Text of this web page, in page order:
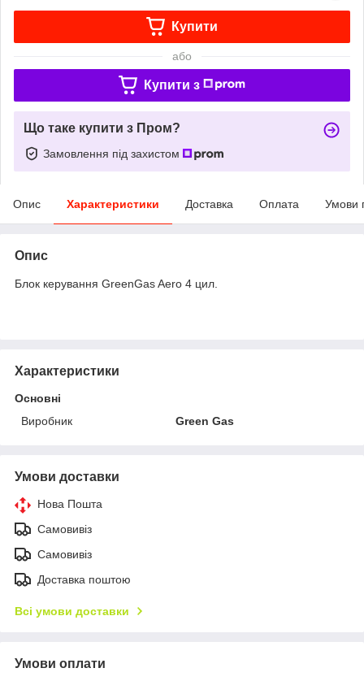
Купити
або
Купити з
Що таке купити з Пром?
Замовлення під захистом
Опис Характеристики Доставка Оплата Умови
Опис
Блок керування GreenGas Aero 4 цил.
Характеристики
Основні
Виробник
Green Gas
Умови доставки
Нова Пошта
Самовивіз
Самовивіз
Доставка поштою
Всі умови доставки
Умови оплати